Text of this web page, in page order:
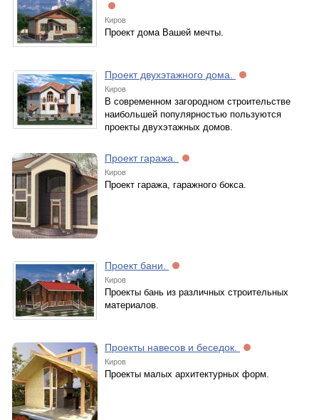
Киров
Проект дома Вашей мечты.
Проект двухэтажного дома.
Киров
В современном загородном строительстве
наибольшей популярностью пользуются
проекты двухэтажных домов.
Проект гаража.
Киров
Проект гаража, гаражного бокса.
Проект бани.
Киров
Проекты бань из различных строительных
материалов.
Проекты навесов и беседок.
Киров
Проекты малых архитектурных форм.